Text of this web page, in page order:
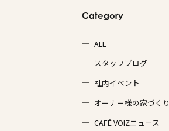
Category
ALL
スタッフブログ
社内イベント
オーナー様の家づくり
CAFÉ VOIZニュース